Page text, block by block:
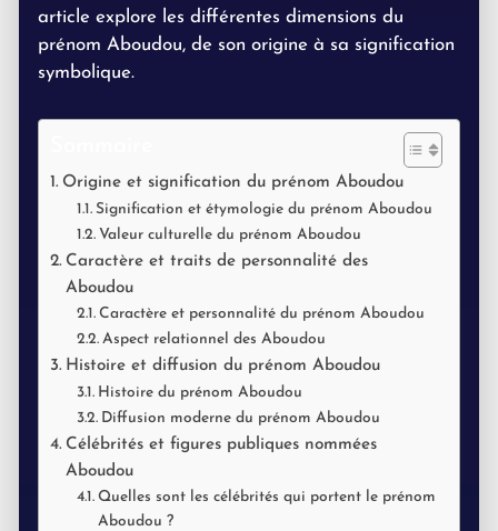
article explore les différentes dimensions du
prénom Aboudou, de son origine à sa signification
symbolique.
Origine et signification du prénom Aboudou
Signification et étymologie du prénom Aboudou
Valeur culturelle du prénom Aboudou
Caractère et traits de personnalité des
Aboudou
Caractère et personnalité du prénom Aboudou
Aspect relationnel des Aboudou
Histoire et diffusion du prénom Aboudou
Histoire du prénom Aboudou
Diffusion moderne du prénom Aboudou
Célébrités et figures publiques nommées
Aboudou
Quelles sont les célébrités qui portent le prénom
Aboudou ?